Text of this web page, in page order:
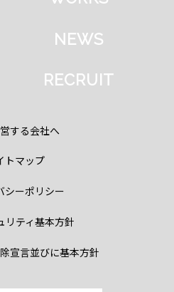
NEWS
RECRUIT
する会社へ
トマップ
シーポリシー
リティ基本方針
宣言並びに基本方針